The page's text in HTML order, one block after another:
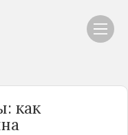
как